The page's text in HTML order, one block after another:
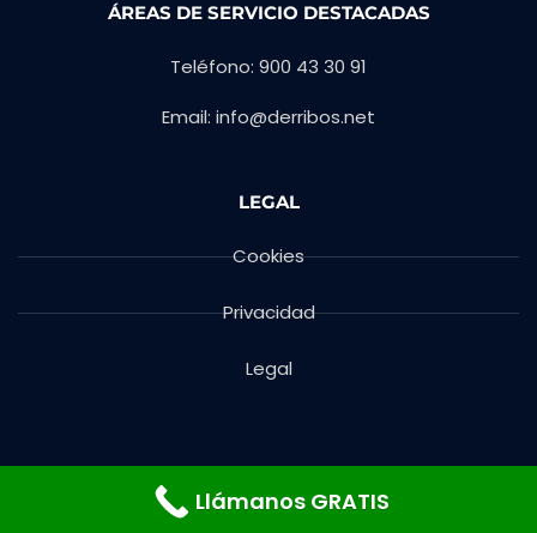
ÁREAS DE SERVICIO DESTACADAS
Teléfono: 900 43 30 91
Email: info@derribos.net
LEGAL
Cookies
Privacidad
Legal
Llámanos GRATIS